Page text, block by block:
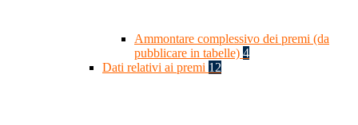
Ammontare complessivo dei premi (da
pubblicare in tabelle) 4
Dati relativi ai premi 12